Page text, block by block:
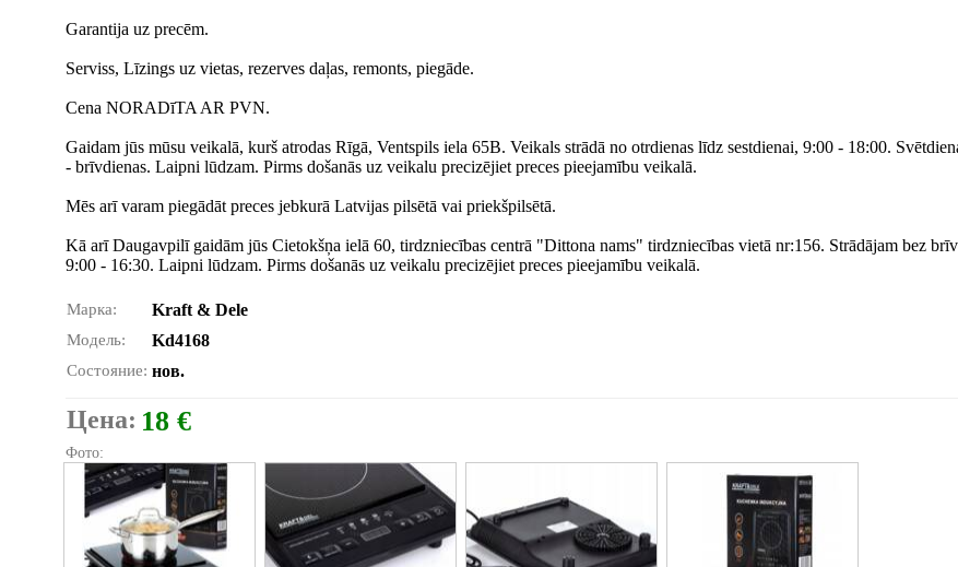
Garantija uz precēm.
Serviss, Līzings uz vietas, rezerves daļas, remonts, piegāde.
Cena NORADīTA AR PVN.
Gaidam jūs mūsu veikalā, kurš atrodas Rīgā, Ventspils iela 65B. Veikals strādā no otrdienas līdz sestdienai, 9:00 - 18:00.
- brīvdienas. Laipni lūdzam. Pirms došanās uz veikalu precizējiet preces pieejamību veikalā.
Mēs arī varam piegādāt preces jebkurā Latvijas pilsētā vai priekšpilsētā.
Kā arī Daugavpilī gaidām jūs Cietokšņa ielā 60, tirdzniecības centrā "Dittona nams" tirdzniecības vietā nr:156. Strādājam bez
9:00 - 16:30. Laipni lūdzam. Pirms došanās uz veikalu precizējiet preces pieejamību veikalā.
Марка: Kraft & Dele
Модель: Kd4168
Состояние: нов.
Цена: 18 €
Фото: